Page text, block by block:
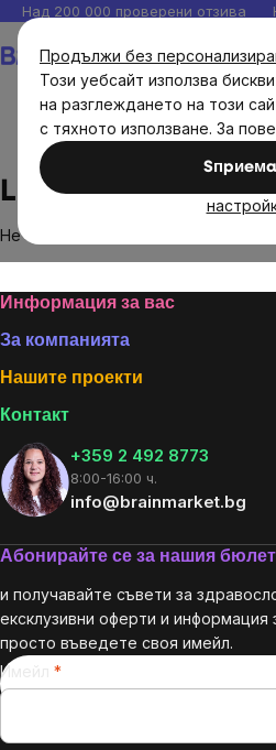
Продължи без
Този уебсайт използва
на разглеждането на този
с тяхното използване. За
Прескочи
към
съдържанието
Над 200 000 проверени отзива
Livestrong
Livestrong
Не са намерени стоки на марката
Footer
Информация за вас
За компанията
Нашите проекти
Контакт
+359 2 492 8773
8:00-16:00 ч.
info@brainmarket.bg
Абонирайте се за нашия
и получавайте съвети за
ексклузивни оферти и информация
просто въведете своя имейл.
Имейл